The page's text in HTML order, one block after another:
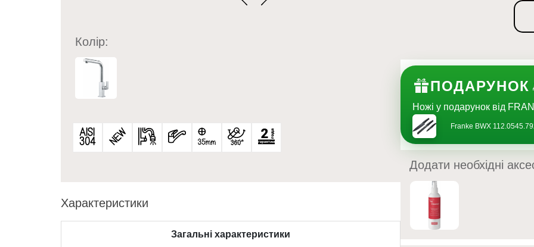
Колір:
Характеристики
Загальні характеристики
ПОДАРУНОК
Ножі у подарунок від
Franke BWX
Додати необхідні